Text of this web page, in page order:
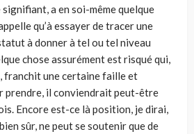
a en soi-même quelque
qu’à essayer de tracer une
à donner à tel ou tel niveau
chose assurément est risqué qui,
franchit une certaine faille et
prendre, il conviendrait peut-être
Encore est-ce là position, je dirai,
sûr, ne peut se soutenir que de